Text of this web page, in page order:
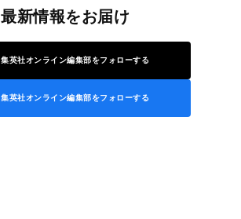
最新情報をお届け
集英社オンライン編集部をフォローする
集英社オンライン編集部をフォローする